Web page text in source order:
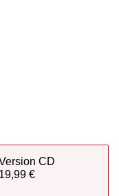
CD
19,99 €